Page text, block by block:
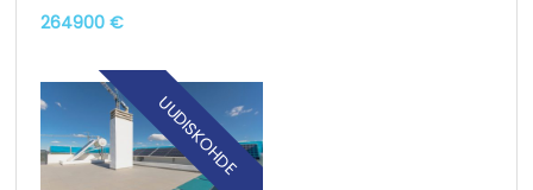
264900 €
UUDISKOHDE